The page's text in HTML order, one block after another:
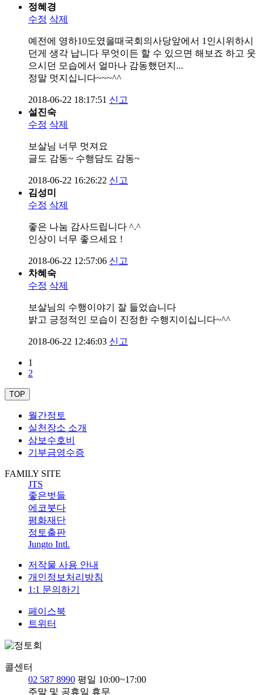
정혜경
수정 삭제
예전에 영하10도였을때국회의사당앞에서 1인시위하시
던게 생각 납니다 무엇이든 할 수 있으면 해보죠 하고 웃
으시던 모습에서 얼마나 감동했던지...
정말 멋지십니다~~~^^
2018-06-22 18:17:51 신고
설진숙
수정 삭제
보살님 너무 멋져요
글도 감동~ 수행담도 감동~
2018-06-22 16:26:22 신고
김성미
수정 삭제
좋은 나눔 감사드립니다 ^.^
인상이 너무 좋으세요 !
2018-06-22 12:57:06 신고
차혜숙
수정 삭제
보살님의 수행이야기 잘 들었습니다
밝고 긍정적인 모습이 진정한 수행지이십니다~^^
2018-06-22 12:46:03 신고
1
2
TOP
월간정토
실천장소 소개
삼보수호비
기부금영수증
FAMILY SITE
JTS
좋은벗들
에코붓다
평화재단
정토출판
Jungto Intl.
저작물 사용 안내
개인정보처리방침
1:1 문의하기
페이스북
트위터
콜센터
02 587 8990 평일 10:00~17:00
주말 및 공휴일 휴무